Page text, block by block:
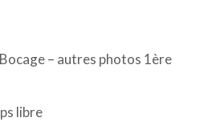
– autres photos 1ère
libre